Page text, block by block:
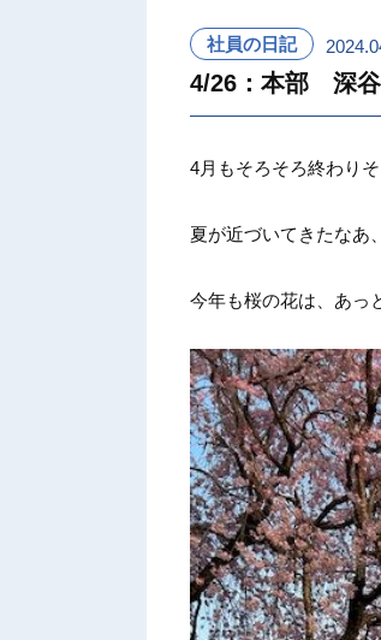
社員の日記
4/26：本部 深
4月もそろそろ終わりそ
夏が近づいてきたなあ
今年も桜の花は、あっ